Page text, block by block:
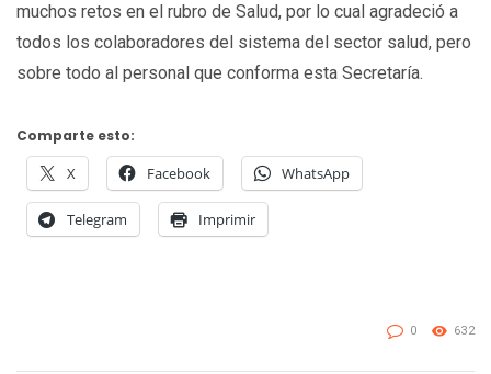
muchos retos en el rubro de Salud, por lo cual agradeció a
todos los colaboradores del sistema del sector salud, pero
sobre todo al personal que conforma esta Secretaría.
Comparte esto:
X Facebook WhatsApp
Telegram Imprimir
0 632